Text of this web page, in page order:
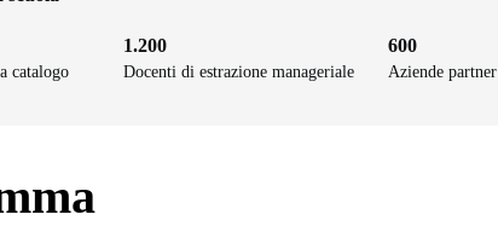
catalogo
1.200
Docenti di estrazione manageriale
600
Aziende partner